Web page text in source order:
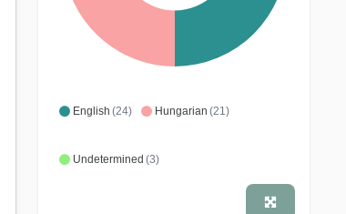
English (24) Hungarian (21)
Undetermined (3)